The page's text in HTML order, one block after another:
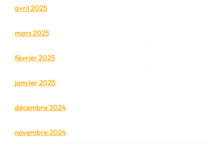
avril 2025
mars 2025
février 2025
janvier 2025
décembre 2024
novembre 2024